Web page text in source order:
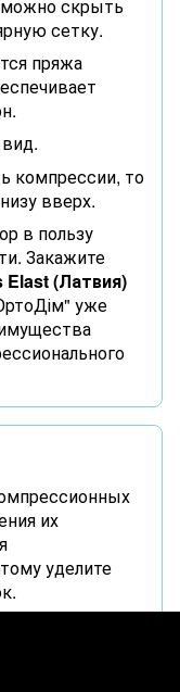
можно скрыть
сетку.
пряжа
компрессии, то
вверх.
в пользу
Закажите
(Латвия)
уже
их
уделите